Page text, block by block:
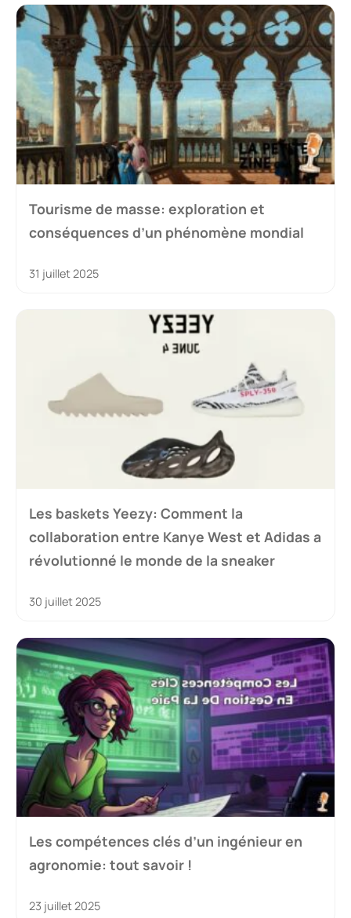
Tourisme de masse: exploration et
conséquences d’un phénomène mondial
31 juillet 2025
Les baskets Yeezy: Comment la
collaboration entre Kanye West et Adidas a
révolutionné le monde de la sneaker
30 juillet 2025
Les compétences clés d’un ingénieur en
agronomie: tout savoir !
23 juillet 2025